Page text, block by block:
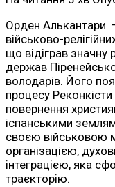
Орден Алькантари
військово-
що відіграв значну
держав
володарів. Його
процесу
повернення
іспанськими
своєю військовою
організацією,
інтеграцією, яка
траєкторію.